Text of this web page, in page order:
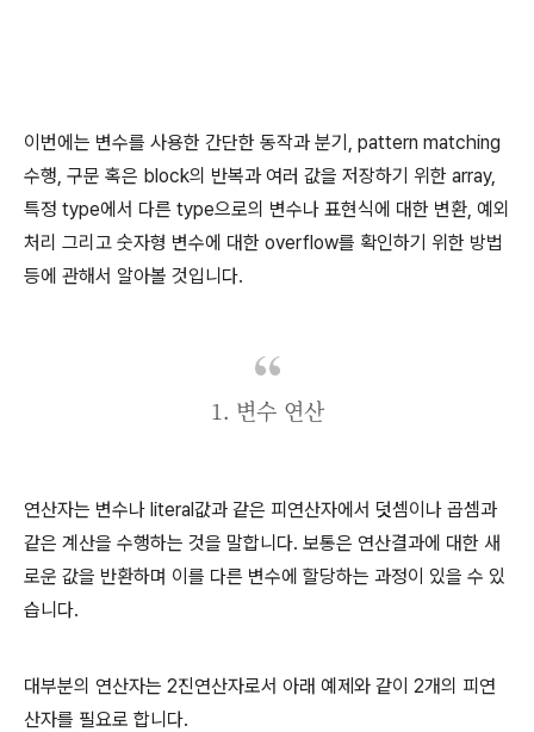
이번에는 변수를 사용한 간단한 동작과 분기, pattern matching
수행, 구문 혹은 block의 반복과 여러 값을 저장하기 위한 array,
특정 type에서 다른 type으로의 변수나 표현식에 대한 변환, 예외
처리 그리고 숫자형 변수에 대한 overflow를 확인하기 위한 방법
등에 관해서 알아볼 것입니다.
1. 변수 연산
연산자는 변수나 literal값과 같은 피연산자에서 덧셈이나 곱셈과
같은 계산을 수행하는 것을 말합니다. 보통은 연산결과에 대한 새
로운 값을 반환하며 이를 다른 변수에 할당하는 과정이 있을 수 있
습니다.
대부분의 연산자는 2진연산자로서 아래 예제와 같이 2개의 피연
산자를 필요로 합니다.